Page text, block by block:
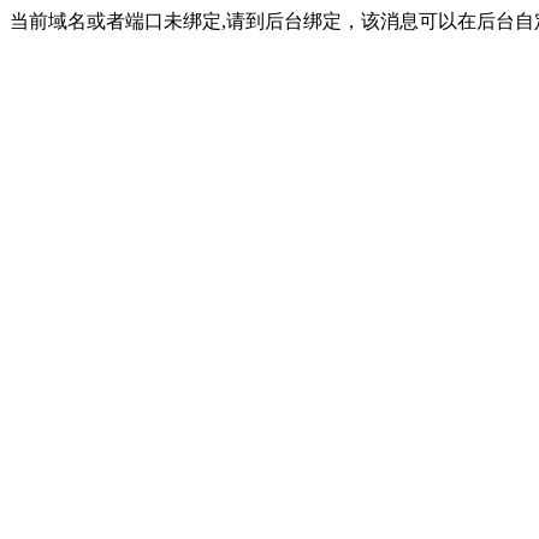
当前域名或者端口未绑定,请到后台绑定，该消息可以在后台自